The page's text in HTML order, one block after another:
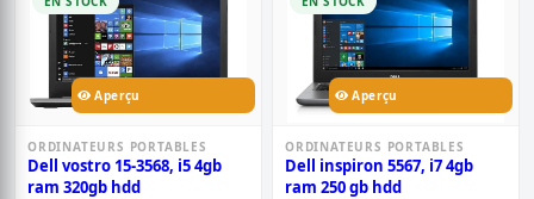
Aperçu
ORDINATEURS PORTABLES
Dell vostro 15-3568, i5 4gb
ram 320gb hdd
Aperçu
ORDINATEURS PORTABLES
Dell inspiron 5567, i7 4gb
ram 250 gb hdd